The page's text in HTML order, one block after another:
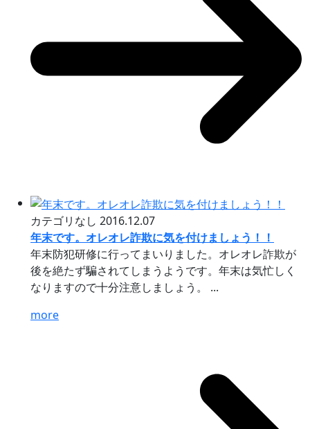
カテゴリなし 2016.12.07
年末です。オレオレ詐欺に気を付けましょう！！
年末防犯研修に行ってまいりました。オレオレ詐欺が
後を絶たず騙されてしまうようです。年末は気忙しく
なりますので十分注意しましょう。 ...
more